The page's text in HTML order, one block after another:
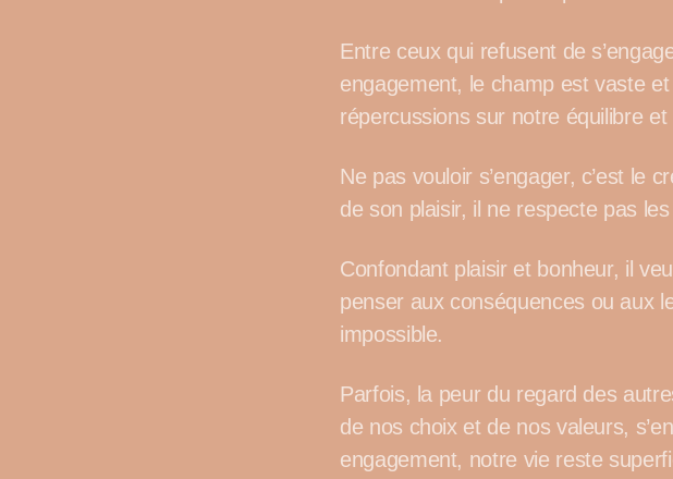
Entre ceux qui refusent de
engagement, le champ est vaste
répercussions sur notre équilibre
Ne pas vouloir s’engager, c’est le
de son plaisir, il ne respecte pas
Confondant plaisir et bonheur, il
penser aux conséquences ou aux
impossible.
Parfois, la peur du regard des
de nos choix et de nos valeurs,
engagement, notre vie reste